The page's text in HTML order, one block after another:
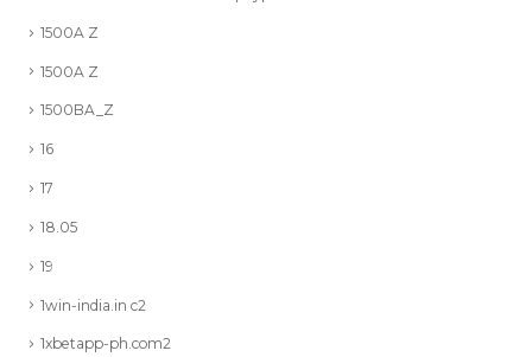
1500A Z
1500A Z
1500BA_Z
16
17
18.05
19
1win-india.in c2
1xbetapp-ph.com2